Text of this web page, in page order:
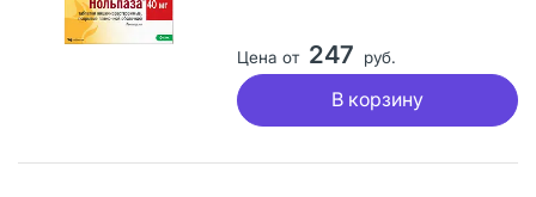
Цена от 247 руб.
В корзину